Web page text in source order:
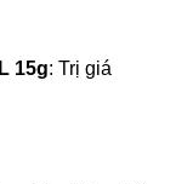
15g: Trị giá